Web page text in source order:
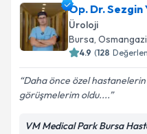
Op. Dr. Sezgin
Üroloji
Bursa, Osmangazi
4.9 (128
Daha önce özel
görüşmelerim oldu....
VM Medical Park Bursa